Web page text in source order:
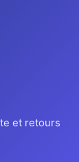
et retours